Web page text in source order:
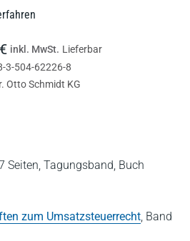
Seiten, Tagungsband, Buch
zum Umsatzsteuerrecht Band
inkl. MwSt. Lieferbar
3-504-62226-8
Otto Schmidt KG